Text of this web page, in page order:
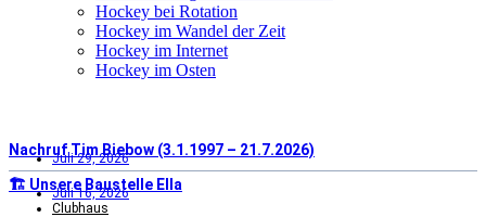
Hockey bei Rotation
Hockey im Wandel der Zeit
Hockey im Internet
Hockey im Osten
Juli 29, 2026
Nachruf Tim Biebow (3.1.1997 – 21.7.2026)
Juli 16, 2026
🏗️ Unsere Baustelle Ella
Clubhaus